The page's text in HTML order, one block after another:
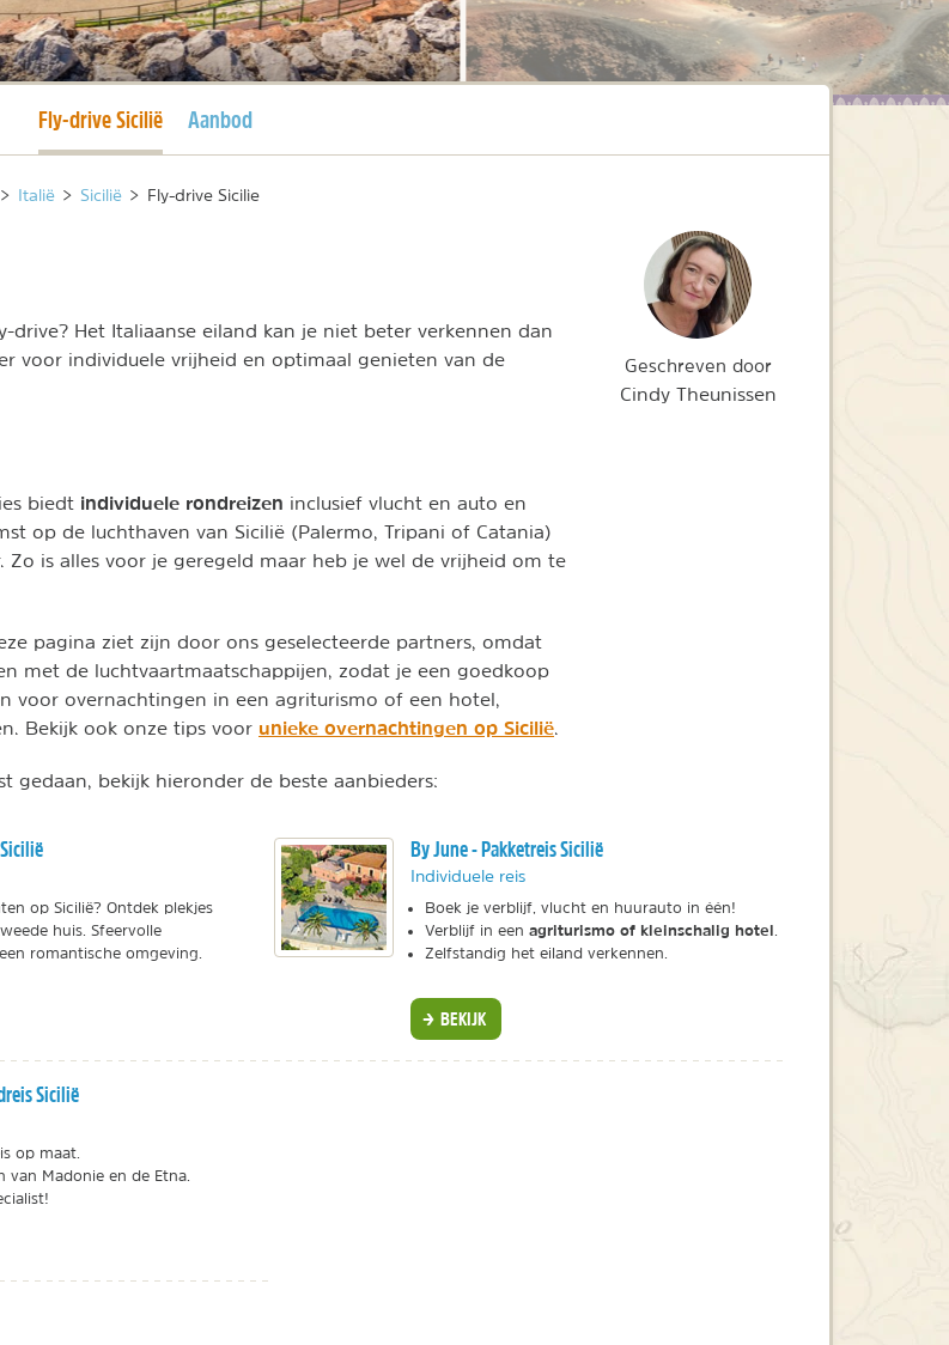
Huidige pagina
Fly-drive Sicilië Aanbod
> Italië > Sicilië > Fly-drive Sicilie
drive? Het Italiaanse eiland kan je niet beter verkennen dan
voor individuele vrijheid en optimaal genieten van de
biedt individuele rondreizen inclusief vlucht en auto en
op de luchthaven van Sicilië (Palermo, Tripani of Catania)
Zo is alles voor je geregeld maar heb je wel de vrijheid om te
pagina ziet zijn door ons geselecteerde partners, omdat
met de luchtvaartmaatschappijen, zodat je een goedkoop
voor overnachtingen in een agriturismo of een hotel,
Bekijk ook onze tips voor unieke overnachtingen op Sicilië.
gedaan, bekijk hieronder de beste aanbieders:
op Sicilië? Ontdek plekjes
huis. Sfeervolle
romantische omgeving.
By June - Pakketreis Sicilië
Individuele reis
Boek je verblijf, vlucht en huurauto in één!
Verblijf in een agriturismo of kleinschalig hotel
Zelfstandig het eiland verkennen.
BEKIJK
Sicilië
op maat.
van Madonie en de Etna.
Geschreven door
Cindy Theunissen